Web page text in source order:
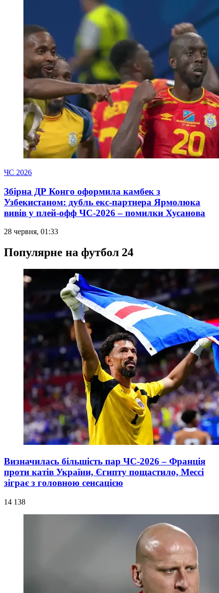
ЧС 2026
Збірна ДР Конго оформила камбек з
Узбекистаном: дубль екс-партнера Ярмолюка
вивів у плей-офф ЧС-2026 – помилки Хусанова
28 червня, 01:33
Популярне на футбол 24
Визначилась більшість пар ЧС-2026 – Франція
проти катів України, Єгипту пощастило, Мессі
зіграє з головною сенсацією
14 138